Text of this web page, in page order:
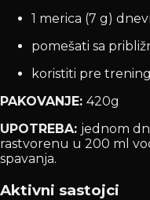
1 merica (7 g)
pomešati sa
koristiti pre
PAKOVANJE: 420g
UPOTREBA: jednom
rastvorenu u 200 ml
spavanja.
Aktivni sastojci